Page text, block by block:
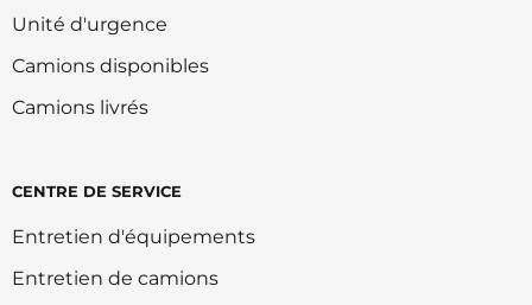
Unité d'urgence
Camions disponibles
Camions livrés
CENTRE DE SERVICE
Entretien d'équipements
Entretien de camions